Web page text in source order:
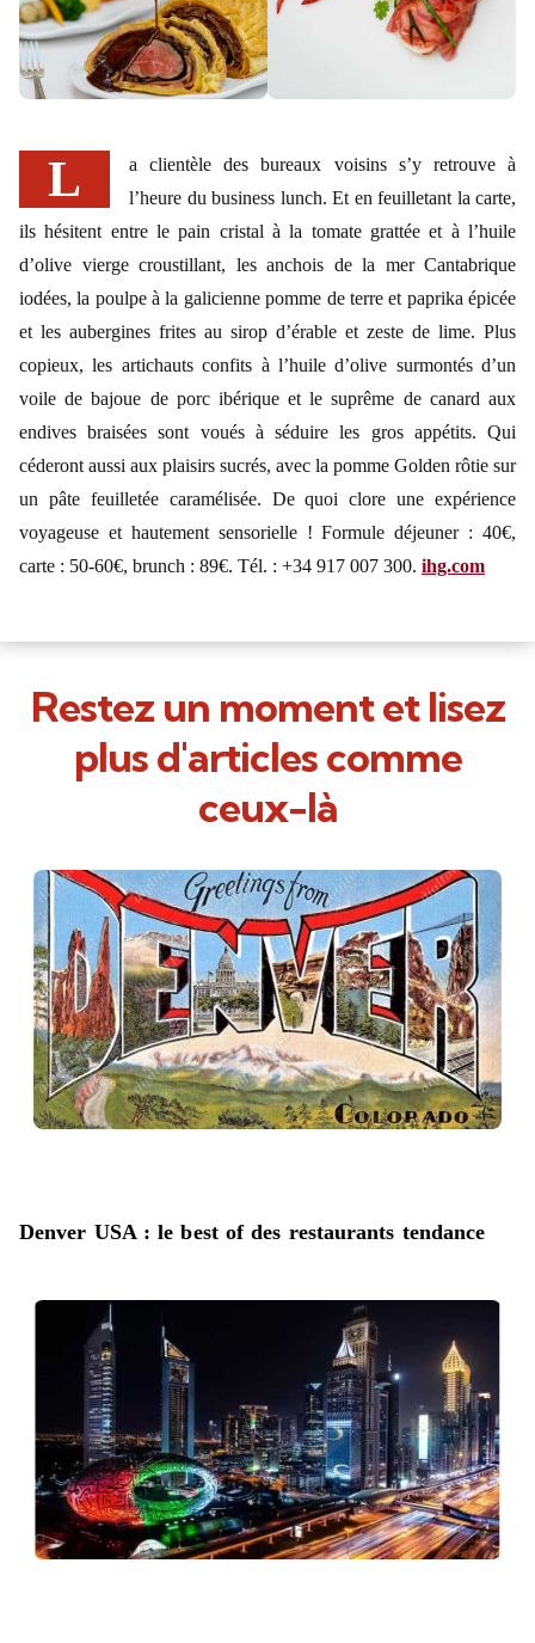
La clientèle des bureaux voisins s’y retrouve à
l’heure du business lunch. Et en feuilletant la carte,
ils hésitent entre le pain cristal à la tomate grattée et à l’huile
d’olive vierge croustillant, les anchois de la mer Cantabrique
iodées, la poulpe à la galicienne pomme de terre et paprika épicée
et les aubergines frites au sirop d’érable et zeste de lime. Plus
copieux, les artichauts confits à l’huile d’olive surmontés d’un
voile de bajoue de porc ibérique et le suprême de canard aux
endives braisées sont voués à séduire les gros appétits. Qui
céderont aussi aux plaisirs sucrés, avec la pomme Golden rôtie sur
un pâte feuilletée caramélisée. De quoi clore une expérience
voyageuse et hautement sensorielle ! Formule déjeuner : 40€,
carte : 50-60€, brunch : 89€. Tél. : +34 917 007 300. ihg.com
Restez un moment et lisez
plus d'articles comme
ceux-là
Denver USA : le best of des restaurants tendance